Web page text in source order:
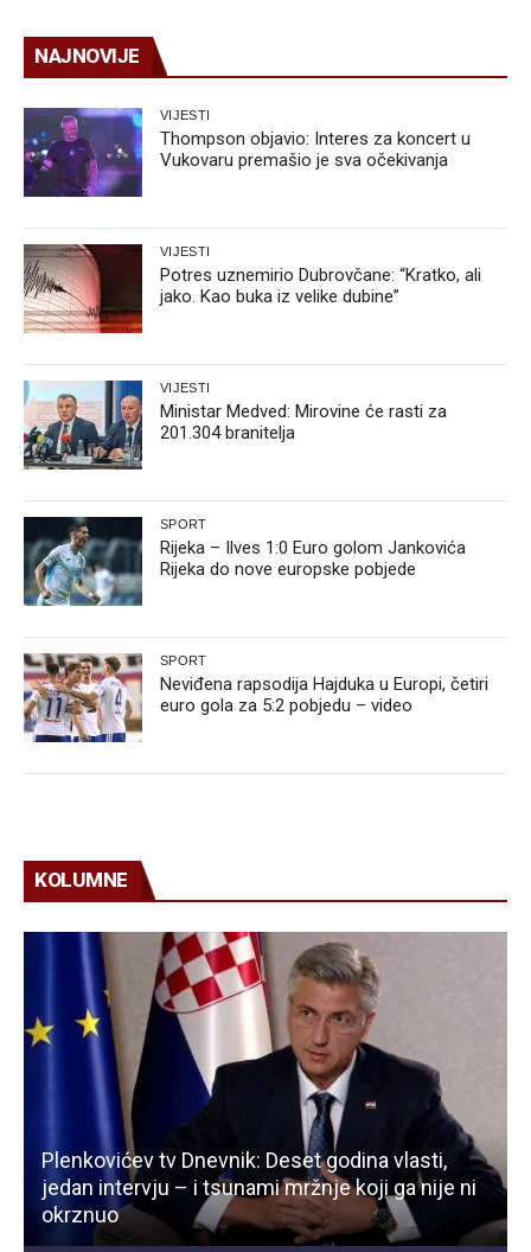
NAJNOVIJE
VIJESTI
Thompson objavio: Interes za koncert u
Vukovaru premašio je sva očekivanja
VIJESTI
Potres uznemirio Dubrovčane: “Kratko, ali
jako. Kao buka iz velike dubine”
VIJESTI
Ministar Medved: Mirovine će rasti za
201.304 branitelja
SPORT
Rijeka – Ilves 1:0 Euro golom Jankovića
Rijeka do nove europske pobjede
SPORT
Neviđena rapsodija Hajduka u Europi, četiri
euro gola za 5:2 pobjedu – video
KOLUMNE
Plenkovićev tv Dnevnik: Deset godina vlasti,
jedan intervju – i tsunami mržnje koji ga nije ni
okrznuo